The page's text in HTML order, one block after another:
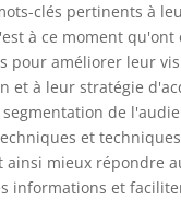
clés pertinents à
à ce moment
pour améliorer leur
et à leur stratégie
de
et
mieux répondre
informations et